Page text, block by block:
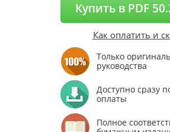
Купить в PDF
Как оплатить и
Только
руководства
Доступно сразу
оплаты
Полное